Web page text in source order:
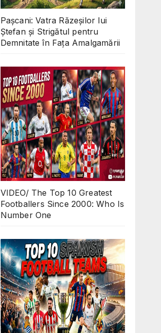
Pașcani: Vatra Răzeșilor lui
Ștefan și Strigătul pentru
Demnitate în Fața Amalgamării
VIDEO/ The Top 10 Greatest
Footballers Since 2000: Who Is
Number One